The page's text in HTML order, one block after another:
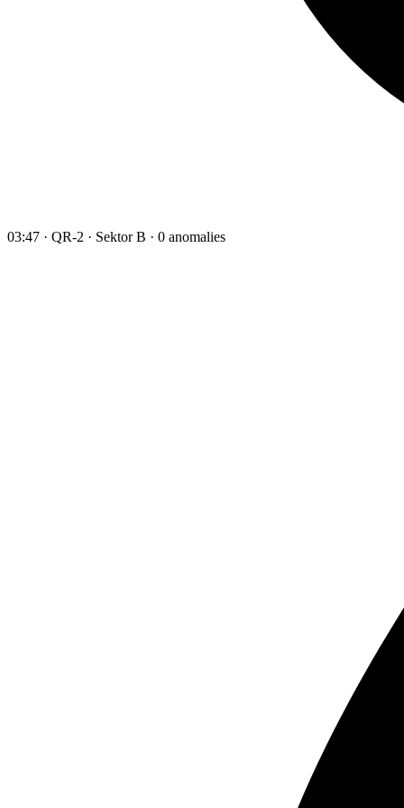
03:47 · QR-2 · Sektor B · 0 anomalies